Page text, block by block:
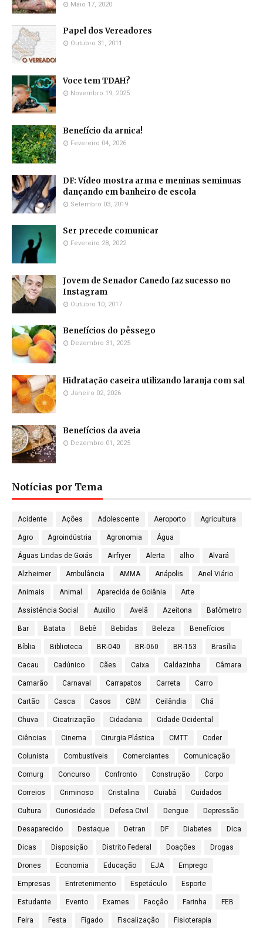
Maio 17, 2020
Papel dos Vereadores
Outubro 31, 2011
Voce tem TDAH?
Novembro 19, 2025
Benefício da arnica!
Fevereiro 04, 2026
DF: Vídeo mostra arma e meninas seminuas
dançando em banheiro de escola
Setembro 03, 2019
Ser precede comunicar
Fevereiro 28, 2022
Jovem de Senador Canedo faz sucesso no
Instagram
Outubro 10, 2017
Benefícios do pêssego
Dezembro 31, 2025
Hidratação caseira utilizando laranja com sal
Janeiro 02, 2026
Benefícios da aveia
Dezembro 01, 2025
Notícias por Tema
Acidente Ações Adolescente Aeroporto Agricultura
Agro Agroindústria Agronomia Água
Águas Lindas de Goiás Airfryer Alerta alho Alvará
Alzheimer Ambulância AMMA Anápolis Anel Viário
Animais Animal Aparecida de Goiânia Arte
Assistência Social Auxílio Avelã Azeitona Bafômetro
Bar Batata Bebê Bebidas Beleza Benefícios
Bíblia Biblioteca BR-040 BR-060 BR-153 Brasília
Cacau Cadúnico Cães Caixa Caldazinha Câmara
Camarão Carnaval Carrapatos Carreta Carro
Cartão Casca Casos CBM Ceilândia Chá
Chuva Cicatrização Cidadania Cidade Ocidental
Ciências Cinema Cirurgia Plástica CMTT Coder
Colunista Combustíveis Comerciantes Comunicação
Comurg Concurso Confronto Construção Corpo
Correios Criminoso Cristalina Cuiabá Cuidados
Cultura Curiosidade Defesa Civil Dengue Depressão
Desaparecido Destaque Detran DF Diabetes Dica
Dicas Disposição Distrito Federal Doações Drogas
Drones Economia Educação EJA Emprego
Empresas Entretenimento Espetáculo Esporte
Estudante Evento Exames Facção Farinha FEB
Feira Festa Fígado Fiscalização Fisioterapia